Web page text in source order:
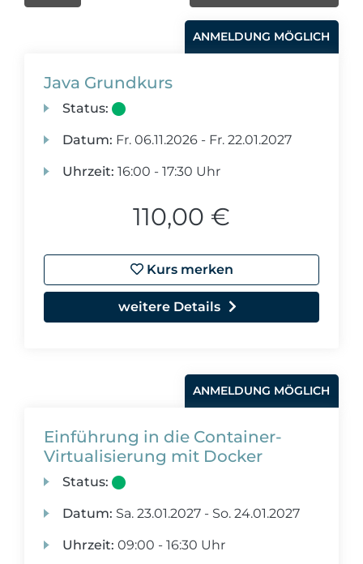
ANMELDUNG MÖGLICH
Java Grundkurs
Status:
Datum: Fr. 06.11.2026 - Fr. 22.01.2027
Uhrzeit: 16:00 - 17:30 Uhr
110,00 €
Kurs merken
weitere Details
ANMELDUNG MÖGLICH
Einführung in die Container-
Virtualisierung mit Docker
Status:
Datum: Sa. 23.01.2027 - So. 24.01.2027
Uhrzeit: 09:00 - 16:30 Uhr